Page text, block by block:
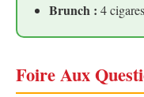
Brunch : 4
Foire Aux